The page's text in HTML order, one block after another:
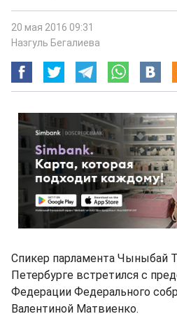
20 мая 2016 09:31
Назгуль Бегалиева
Спикер парламента Чыныбай
Петербурге встретился с
Федерации Федерального
Валентиной Матвиенко.